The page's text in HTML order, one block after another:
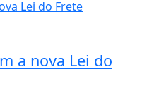
a nova Lei do